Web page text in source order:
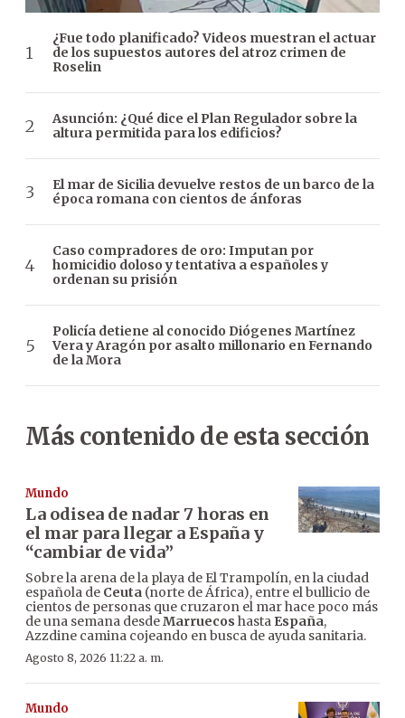
¿Fue todo planificado? Videos muestran el actuar
de los supuestos autores del atroz crimen de
Roselin
Asunción: ¿Qué dice el Plan Regulador sobre la
altura permitida para los edificios?
El mar de Sicilia devuelve restos de un barco de la
época romana con cientos de ánforas
Caso compradores de oro: Imputan por
homicidio doloso y tentativa a españoles y
ordenan su prisión
Policía detiene al conocido Diógenes Martínez
Vera y Aragón por asalto millonario en Fernando
de la Mora
Más contenido de esta sección
Mundo
La odisea de nadar 7 horas en
el mar para llegar a España y
“cambiar de vida”
Sobre la arena de la playa de El Trampolín, en la ciudad
española de Ceuta (norte de África), entre el bullicio de
cientos de personas que cruzaron el mar hace poco más
de una semana desdeMarruecos hasta España,
Azzdine camina cojeando en busca de ayuda sanitaria.
Agosto 8, 2026 11:22 a. m.
Mundo